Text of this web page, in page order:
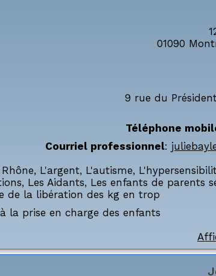
01090
9 rue du
Téléphone
Courriel professionnel:
, L'argent, L'autisme,
, Les Aidants, Les enfants de parents
de la libération des kg en trop
la prise en charge des enfants